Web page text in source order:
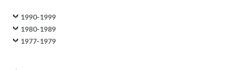
1990-1999
1980-1989
1977-1979